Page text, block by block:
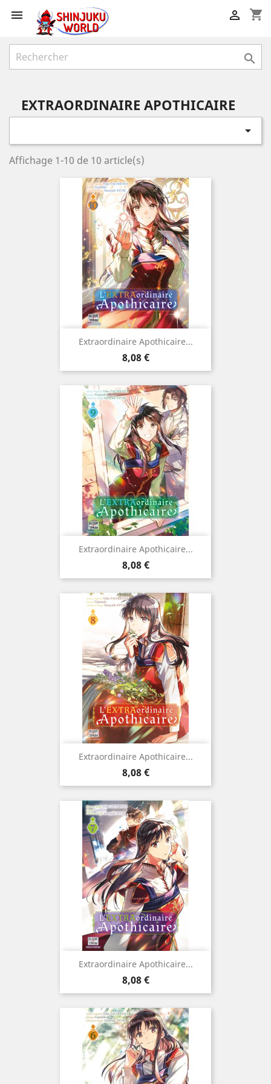
 shopping_cart


EXTRAORDINAIRE APOTHICAIRE

Affichage 1-10 de 10 article(s)
Extraordinaire Apothicaire...
Prix
8,08 €
Extraordinaire Apothicaire...
Prix
8,08 €
Extraordinaire Apothicaire...
Prix
8,08 €
Extraordinaire Apothicaire...
Prix
8,08 €